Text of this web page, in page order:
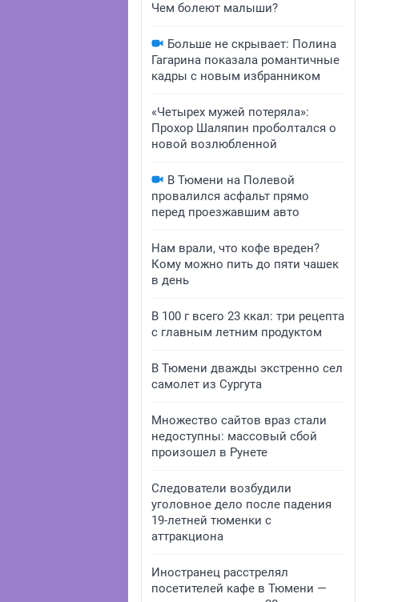
Чем болеют малыши?
Больше не скрывает: Полина
Гагарина показала романтичные
кадры с новым избранником
«Четырех мужей потеряла»:
Прохор Шаляпин проболтался о
новой возлюбленной
В Тюмени на Полевой
провалился асфальт прямо
перед проезжавшим авто
Нам врали, что кофе вреден?
Кому можно пить до пяти чашек
в день
В 100 г всего 23 ккал: три рецепта
с главным летним продуктом
В Тюмени дважды экстренно сел
самолет из Сургута
Множество сайтов враз стали
недоступны: массовый сбой
произошел в Рунете
Следователи возбудили
уголовное дело после падения
19-летней тюменки с
аттракциона
Иностранец расстрелял
посетителей кафе в Тюмени —